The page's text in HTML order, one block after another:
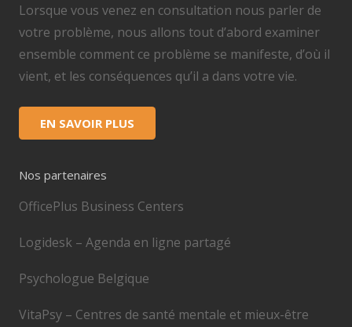
Lorsque vous venez en consultation nous parler de
votre problème, nous allons tout d’abord examiner
ensemble comment ce problème se manifeste, d’où il
vient, et les conséquences qu’il a dans votre vie.
EN SAVOIR PLUS
Nos partenaires
OfficePlus Business Centers
Logidesk – Agenda en ligne partagé
Psychologue Belgique
VitaPsy – Centres de santé mentale et mieux-être